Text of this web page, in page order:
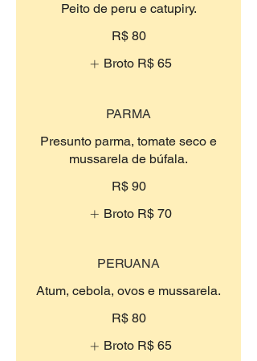
Peito de peru e catupiry.
R$ 80
Broto R$ 65
PARMA
Presunto parma, tomate seco e
mussarela de búfala.
R$ 90
Broto R$ 70
PERUANA
Atum, cebola, ovos e mussarela.
R$ 80
Broto R$ 65